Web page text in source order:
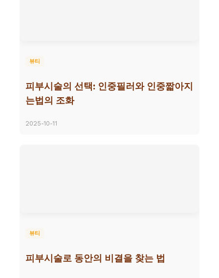
뷰티
피부시술의 선택: 인중필러와 인중짧아지
는법의 조화
2025-10-11
뷰티
피부시술로 동안의 비결을 찾는 법